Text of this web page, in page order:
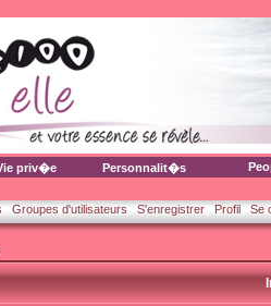
priv�e Personnalit�s
Groupes d'utilisateurs S'enregistrer Profil Se